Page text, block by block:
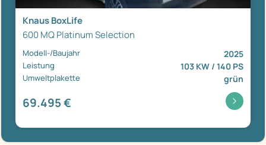
Knaus BoxLife
600 MQ Platinum Selection
Modell-/Baujahr 2025
Leistung 103 KW / 140 PS
Umweltplakette grün
69.495 €